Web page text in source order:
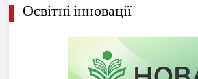
Освітні інновації